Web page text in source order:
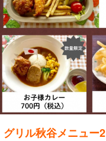
グリル秋谷メニュー2